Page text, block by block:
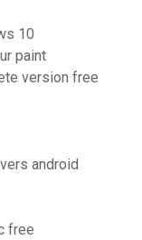
10
paint
version free
android
free